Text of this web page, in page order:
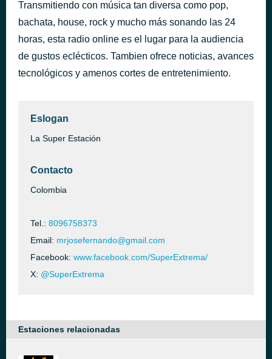
Transmitiendo con música tan diversa como pop,
bachata, house, rock y mucho más sonando las 24
horas, esta radio online es el lugar para la audiencia
de gustos eclécticos. Tambien ofrece noticias, avances
tecnológicos y amenos cortes de entretenimiento.
Eslogan
La Super Estación
Contacto
Colombia
Tel.: 8096758373
Email: mrjosefernando@gmail.com
Facebook: www.facebook.com/SuperExtrema/
X: @SuperExtrema
Estaciones relacionadas